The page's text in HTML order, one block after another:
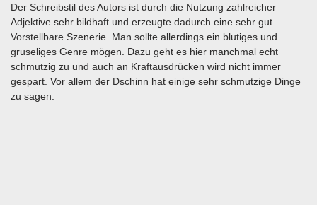
Der Schreibstil des Autors ist durch die Nutzung zahlreicher
Adjektive sehr bildhaft und erzeugte dadurch eine sehr gut
Vorstellbare Szenerie. Man sollte allerdings ein blutiges und
gruseliges Genre mögen. Dazu geht es hier manchmal echt
schmutzig zu und auch an Kraftausdrücken wird nicht immer
gespart. Vor allem der Dschinn hat einige sehr schmutzige Dinge
zu sagen.